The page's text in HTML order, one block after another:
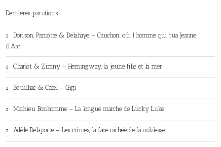
Dernières parutions
Dorison, Parnotte & Delahaye – Cauchon…où l’homme qui tua Jeanne
d’Arc
Charlot & Zimny – Hemingway, la jeune fille et la mer
Bouilhac & Catel – Gigi
Mathieu Bonhomme – La longue marche de Lucky Luke
Adèle Delaporte – Les crimes, la face cachée de la noblesse